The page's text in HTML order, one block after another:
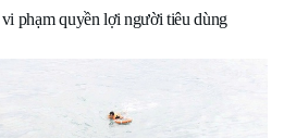
phạm quyền lợi người tiêu dùng